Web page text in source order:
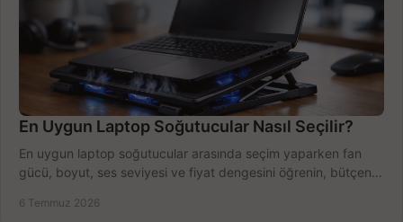
En Uygun Laptop Soğutucular Nasıl Seçilir?
En uygun laptop soğutucular arasında seçim yaparken fan
gücü, boyut, ses seviyesi ve fiyat dengesini öğrenin, bütçenizi
6 Temmuz 2026